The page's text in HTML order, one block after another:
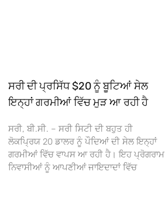
ਸਰੀ ਦੀ ਪ੍ਰਸਿੱਧ $20 ਨੂੰ ਬੂਟਿਆਂ ਸੇਲ
ਇਨ੍ਹਾਂ ਗਰਮੀਆਂ ਵਿੱਚ ਮੁੜ ਆ ਰਹੀ ਹੈ
ਸਰੀ, ਬੀ.ਸੀ. – ਸਰੀ ਸਿਟੀ ਦੀ ਬਹੁਤ ਹੀ
ਲੋਕਪ੍ਰਿਯ 20 ਡਾਲਰ ਨੂੰ ਪੌਦਿਆਂ ਦੀ ਸੇਲ ਇਨ੍ਹਾਂ
ਗਰਮੀਆਂ ਵਿੱਚ ਵਾਪਸ ਆ ਰਹੀ ਹੈ। ਇਹ ਪ੍ਰੋਗਰਾਮ
ਨਿਵਾਸੀਆਂ ਨੂੰ ਆਪਣੀਆਂ ਜਾਇਦਾਦਾਂ ਵਿੱਚ